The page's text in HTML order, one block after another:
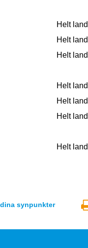
Helt land
Helt land
Helt land
Helt land
Helt land
Helt land
Helt land
synpunkter